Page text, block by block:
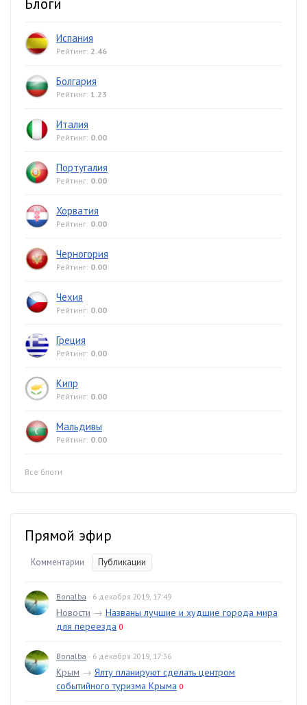
Блоги
Испания
Рейтинг: 2.46
Болгария
Рейтинг: 1.23
Италия
Рейтинг: 0.00
Португалия
Рейтинг: 0.00
Хорватия
Рейтинг: 0.00
Черногория
Рейтинг: 0.00
Чехия
Рейтинг: 0.00
Греция
Рейтинг: 0.00
Кипр
Рейтинг: 0.00
Мальдивы
Рейтинг: 0.00
Все блоги
Прямой эфир
Комментарии Публикации
Bonalba · 6 декабря 2019, 17:49
Новости → Названы лучшие и худшие города мира
для переезда 0
Bonalba · 6 декабря 2019, 17:36
Крым → Ялту планируют сделать центром
событийного туризма Крыма 0